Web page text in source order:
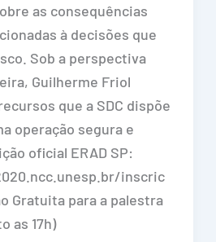
as consequências
à decisões que
Sob a perspectiva
Guilherme Friol
que a SDC dispõe
operação segura e
oficial ERAD SP:
inscric
Gratuita para a palestra
as 17h)